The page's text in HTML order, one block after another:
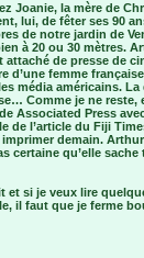
Joanie, la mère de
lui, de fêter ses 90
de notre jardin de
à 20 ou 30 mètres.
de presse de
d’une femme
média américains.
Comme je ne
Associated Press
de l’article du Fiji
demain.
certaine qu’elle
si je veux lire
il faut que je ferme